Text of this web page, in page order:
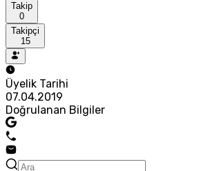
Takip
0
Takipçi
15
Üyelik Tarihi
07.04.2019
Doğrulanan Bilgiler